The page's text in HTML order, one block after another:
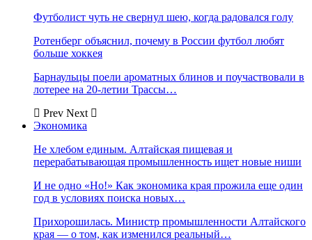
Футболист чуть не свернул шею, когда радовался голу
Ротенберг объяснил, почему в России футбол любят
больше хоккея
Барнаульцы поели ароматных блинов и поучаствовали в
лотерее на 20-летии Трассы…
Prev Next
Экономика
Не хлебом единым. Алтайская пищевая и
перерабатывающая промышленность ищет новые ниши
И не одно «Но!» Как экономика края прожила еще один
год в условиях поиска новых…
Прихорошилась. Министр промышленности Алтайского
края — о том, как изменился реальный…